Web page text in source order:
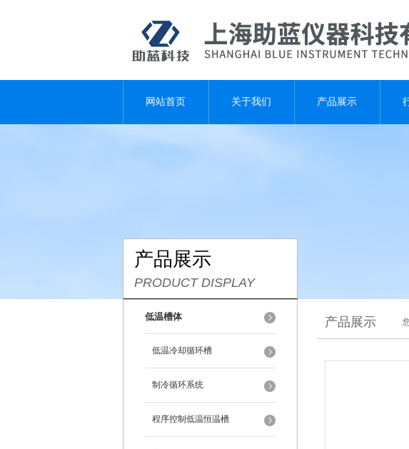
网站首页 关于我们 产品展示
产品展示
PRODUCT DISPLAY
低温槽体
低温冷却循环槽
制冷循环系统
程序控制低温恒温槽
产品展示